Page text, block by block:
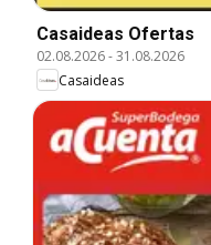
Casaideas Ofertas
02.08.2026-31.08.2026
Casaideas